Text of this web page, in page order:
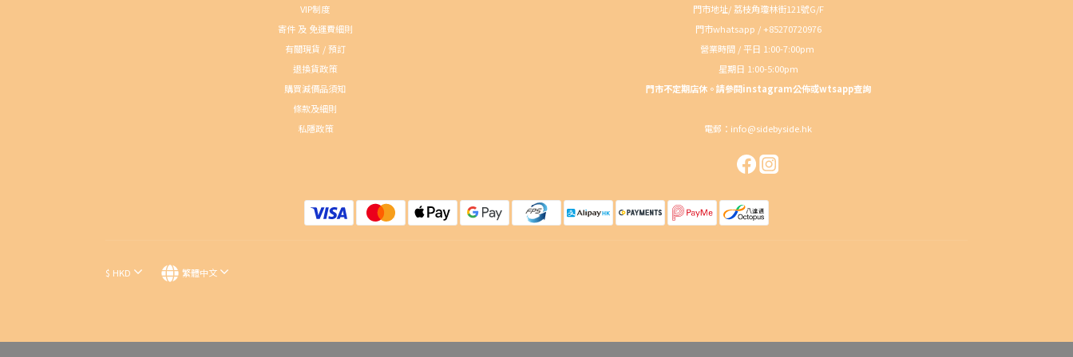
VIP制度
寄件 及 免運費細則
有關現貨 / 預訂
退換貨政策
購買減價品須知
條款及細則
私隱政策
門市地址/ 荔枝角瓊林街121號G/F
門市whatsapp / +85270720976
營業時間 / 平日 1:00-7:00pm
星期日 1:00-5:00pm
門市不定期店休。請參閱instagram公佈或wtsapp查詢
電郵：info@sidebyside.hk
$ HKD 繁體中文